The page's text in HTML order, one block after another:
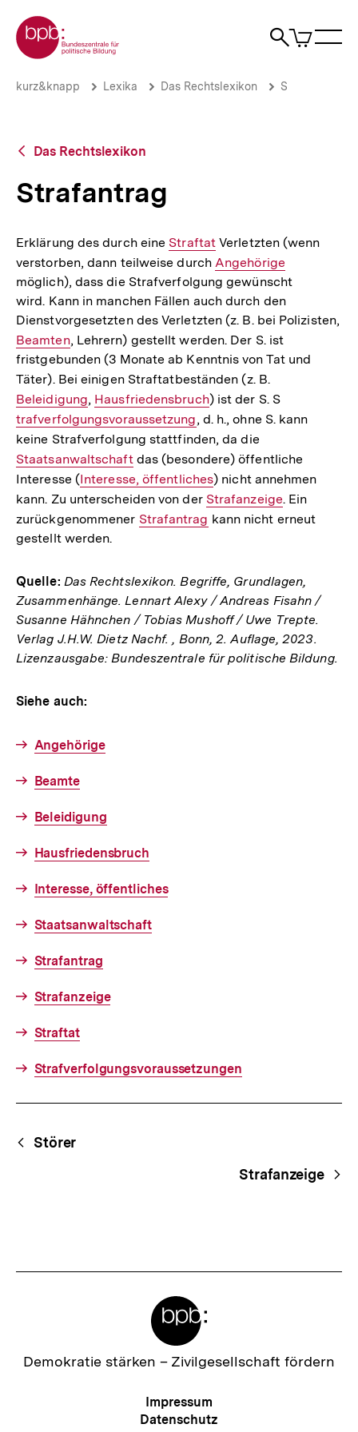
zum
Seiteninhalt
springen
Zur Startseite der bpb
Suche
Artikel
im
Strafantrag
Brotkrümelnavigation
Pfadnavigation
kurz&knapp Lexika Das Rechtslexikon S
Zurück
Übersicht
Das Rechtslexikon
Strafantrag
Erklärung des durch eine Interner
Link:
StraftatVerletzten (wenn
verstorben, dann teilweise durch Interner
Link:
Angehörige
möglich), dass die Strafverfolgung gewünscht
wird. Kann in manchen Fällen auch durch den
Dienstvorgesetzten des Verletzten (z. B. bei Polizisten,
Interner
Link:
Beamten, Lehrern) gestellt werden. Der S. ist
fristgebunden (3 Monate ab Kenntnis von Tat und
Täter). Bei einigen Straftatbeständen (z. B.Interner
Link:
Beleidigung, Interner
Link:
Hausfriedensbruch) ist der S. SInterner
Link:
trafverfolgungsvoraussetzung, d. h., ohne S. kann
keine Strafverfolgung stattfinden, da die
Link:
Staatsanwaltschaftdas (besondere) öffentliche
Interesse (Interner
Link:
Interesse, öffentliches) nicht annehmen
kann. Zu unterscheiden von der Interner
Link:
Strafanzeige. Ein
zurückgenommener Interner
Strafantrag kann nicht erneut
gestellt werden.
Quelle: Das Rechtslexikon. Begriffe, Grundlagen,
Zusammenhänge. Lennart Alexy / Andreas Fisahn /
Susanne Hähnchen / Tobias Mushoff / Uwe Trepte.
Verlag J.H.W. Dietz Nachf. , Bonn, 2. Auflage, 2023.
Lizenzausgabe: Bundeszentrale für politische Bildung.
Siehe auch:
Angehörige
Beamte
Beleidigung
Hausfriedensbruch
Interesse, öffentliches
Staatsanwaltschaft
Strafantrag
Strafanzeige
Straftat
Strafverfolgungsvoraussetzungen
Begriffsnavigation
Content-
Navigation
Störer
Strafanzeige
Zur
Demokratie stärken – Zivilgesellschaft fördern
Meta-
Navigation
Impressum
Datenschutz